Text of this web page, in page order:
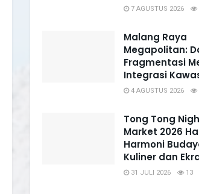
7 AGUSTUS 2026
Malang Raya
Megapolitan:
Fragmentasi
Integrasi
4 AGUSTUS 2026
Tong Tong
Market 2026
Harmoni
Kuliner dan
31 JULI 2026 13